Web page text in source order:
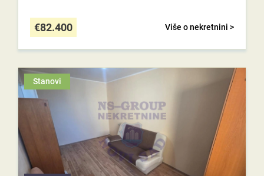
Više o nekretnini >
€82.400
Stanovi